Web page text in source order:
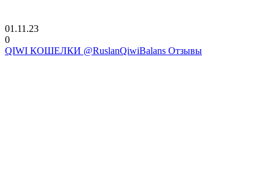
01.11.23
0
QIWI КОШЕЛКИ @RuslanQiwiBalans Отзывы